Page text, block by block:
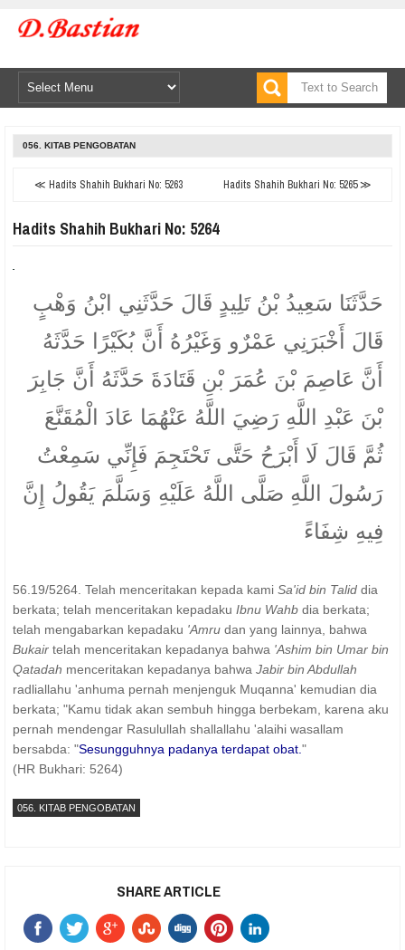
056. KITAB PENGOBATAN
≪ Hadits Shahih Bukhari No: 5263 Hadits Shahih Bukhari No: 5265 ≫
Hadits Shahih Bukhari No: 5264
حَدَّثَنَا سَعِيدُ بْنُ تَلِيدٍ قَالَ حَدَّثَنِي ابْنُ وَهْبٍ
قَالَ أَخْبَرَنِي عَمْرٌو وَغَيْرُهُ أَنَّ بُكَيْرًا حَدَّثَهُ
أَنَّ عَاصِمَ بْنَ عُمَرَ بْنِ قَتَادَةَ حَدَّثَهُ أَنَّ جَابِرَ
بْنَ عَبْدِ اللَّهِ رَضِيَ اللَّهُ عَنْهُمَا عَادَ الْمُقَنَّعَ
ثُمَّ قَالَ لَا أَبْرَحُ حَتَّى تَحْتَجِمَ فَإِنِّي سَمِعْتُ
رَسُولَ اللَّهِ صَلَّى اللَّهُ عَلَيْهِ وَسَلَّمَ يَقُولُ إِنَّ
فِيهِ شِفَاءً
56.19/5264. Telah menceritakan kepada kami Sa'id bin Talid dia
berkata; telah menceritakan kepadaku Ibnu Wahb dia berkata;
telah mengabarkan kepadaku 'Amru dan yang lainnya, bahwa
Bukair telah menceritakan kepadanya bahwa 'Ashim bin Umar bin
Qatadah menceritakan kepadanya bahwa Jabir bin Abdullah
radliallahu 'anhuma pernah menjenguk Muqanna' kemudian dia
berkata; "Kamu tidak akan sembuh hingga berbekam, karena aku
pernah mendengar Rasulullah shallallahu 'alaihi wasallam
bersabda: "Sesungguhnya padanya terdapat obat. "
(HR Bukhari: 5264)
056. KITAB PENGOBATAN
SHARE ARTICLE